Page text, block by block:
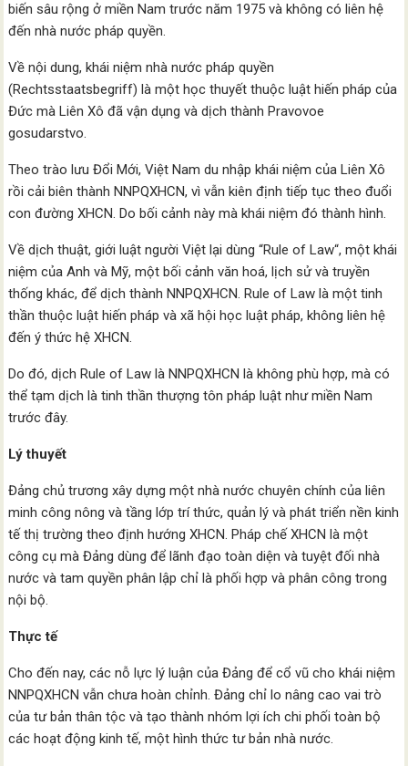
biến sâu rộng ở miền Nam trước năm 1975 và không có liên hệ
đến nhà nước pháp quyền.
Về nội dung, khái niệm nhà nước pháp quyền
(Rechtsstaatsbegriff) là một học thuyết thuộc luật hiến pháp của
Đức mà Liên Xô đã vận dụng và dịch thành Pravovoe
gosudarstvo.
Theo trào lưu Đổi Mới, Việt Nam du nhập khái niệm của Liên Xô
rồi cải biên thành NNPQXHCN, vì vẫn kiên định tiếp tục theo đuổi
con đường XHCN. Do bối cảnh này mà khái niệm đó thành hình.
Về dịch thuật, giới luật người Việt lại dùng “Rule of Law“, một khái
niệm của Anh và Mỹ, một bối cảnh văn hoá, lịch sử và truyền
thống khác, để dịch thành NNPQXHCN. Rule of Law là một tinh
thần thuộc luật hiến pháp và xã hội học luật pháp, không liên hệ
đến ý thức hệ XHCN.
Do đó, dịch Rule of Law là NNPQXHCN là không phù hợp, mà có
thể tạm dịch là tinh thần thượng tôn pháp luật như miền Nam
trước đây.
Lý thuyết
Đảng chủ trương xây dựng một nhà nước chuyên chính của liên
minh công nông và tầng lớp trí thức, quản lý và phát triển nền kinh
tế thị trường theo định hướng XHCN. Pháp chế XHCN là một
công cụ mà Đảng dùng để lãnh đạo toàn diện và tuyệt đối nhà
nước và tam quyền phân lập chỉ là phối hợp và phân công trong
nội bộ.
Thực tế
Cho đến nay, các nỗ lực lý luận của Đảng để cổ vũ cho khái niệm
NNPQXHCN vẫn chưa hoàn chỉnh. Đảng chỉ lo nâng cao vai trò
của tư bản thân tộc và tạo thành nhóm lợi ích chi phối toàn bộ
các hoạt động kinh tế, một hình thức tư bản nhà nước.